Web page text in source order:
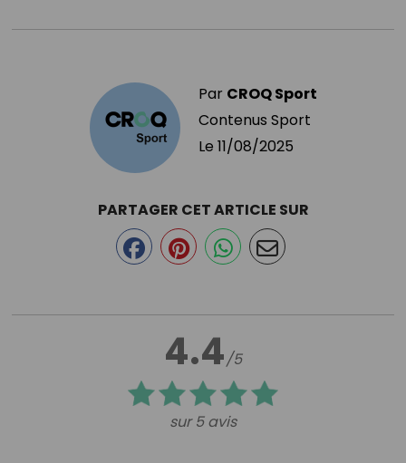
Par CROQ Sport
Contenus Sport
Le 11/08/2025
4.4/5
sur 5 avis
PARTAGER CET ARTICLE SUR